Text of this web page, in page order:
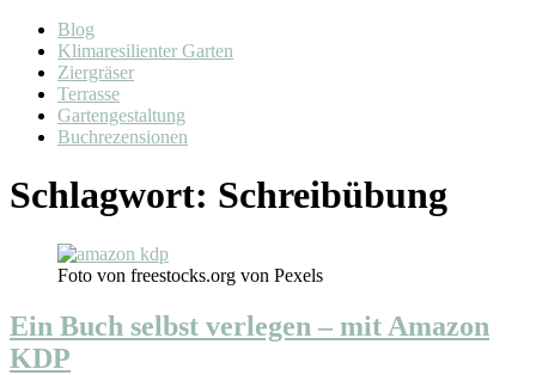
Blog
Klimaresilienter Garten
Ziergräser
Terrasse
Gartengestaltung
Buchrezensionen
Schlagwort: Schreibübung
Foto von freestocks.org von Pexels
Ein Buch selbst verlegen – mit Amazon
KDP